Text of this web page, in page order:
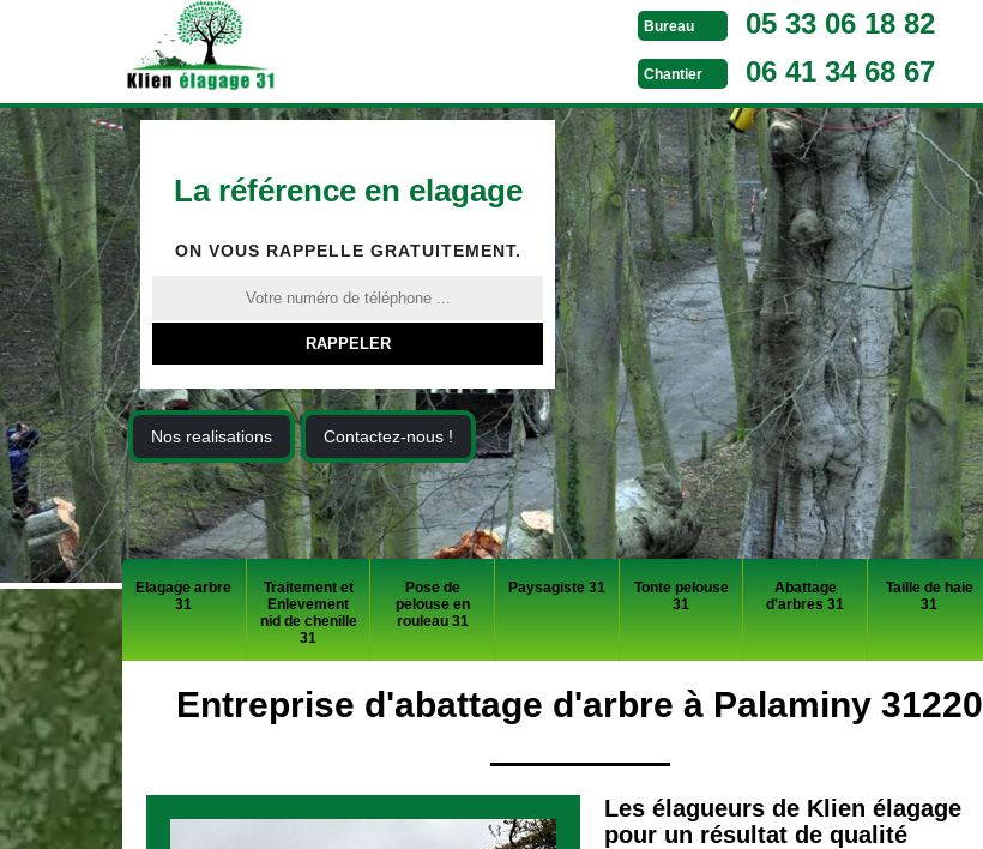
Bureau 05 33 06 18 82
Chantier 06 41 34 68 67
La référence en elagage
ON VOUS RAPPELLE GRATUITEMENT.
Nos realisations Contactez-nous !
Elagage arbre
31
Traitement et
Enlevement
nid de chenille
31
Pose de
pelouse en
rouleau 31
Paysagiste 31
Tonte pelouse
31
Abattage
d'arbres 31
Taille de haie
31
Entreprise d'abattage d'arbre à Palaminy 31220
Les élagueurs de Klien élagage
pour un résultat de qualité